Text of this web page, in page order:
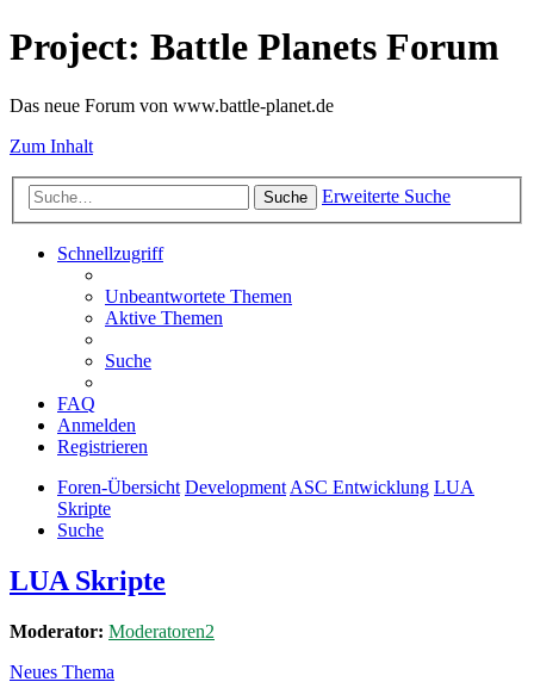
Project: Battle Planets Forum
Das neue Forum von www.battle-planet.de
Zum Inhalt
Suche Erweiterte Suche
Schnellzugriff
Unbeantwortete Themen
Aktive Themen
Suche
FAQ
Anmelden
Registrieren
Foren-Übersicht DevelopmentASC Entwicklung LUA
Skripte
Suche
LUA Skripte
Moderator: Moderatoren2
Neues Thema